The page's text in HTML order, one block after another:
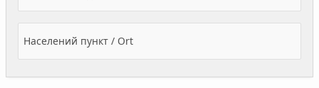
Населений пункт / Ort